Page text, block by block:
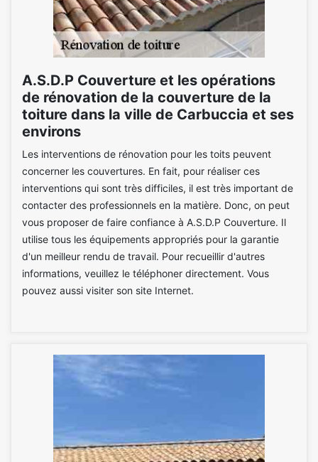
A.S.D.P Couverture et les opérations
de rénovation de la couverture de la
toiture dans la ville de Carbuccia et ses
environs
Les interventions de rénovation pour les toits peuvent
concerner les couvertures. En fait, pour réaliser ces
interventions qui sont très difficiles, il est très important de
contacter des professionnels en la matière. Donc, on peut
vous proposer de faire confiance à A.S.D.P Couverture. Il
utilise tous les équipements appropriés pour la garantie
d'un meilleur rendu de travail. Pour recueillir d'autres
informations, veuillez le téléphoner directement. Vous
pouvez aussi visiter son site Internet.